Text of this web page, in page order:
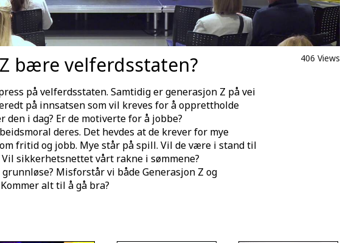
bære velferdsstaten? 406 Views
på velferdsstaten. Samtidig er generasjon Z på vei
på innsatsen som vil kreves for å opprettholde
i dag? Er de motiverte for å jobbe?
deres. Det hevdes at de krever for mye
fritid og jobb. Mye står på spill. Vil de være i stand til
sikkerhetsnettet vårt rakne i sømmene?
Misforstår vi både Generasjon Z og
alt til å gå bra?